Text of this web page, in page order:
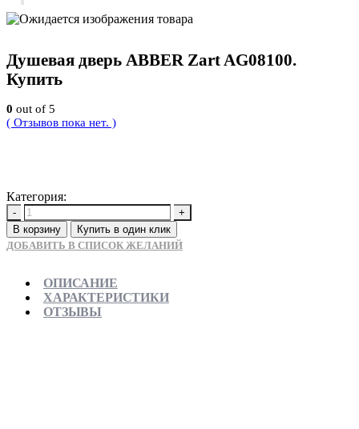
Душевая дверь ABBER Zart AG08100.
Купить
0 out of 5
( Отзывов пока нет. )
Категория:
-
+
В корзину
Купить в один клик
ДОБАВИТЬ В СПИСОК ЖЕЛАНИЙ
ОПИСАНИЕ
ХАРАКТЕРИСТИКИ
ОТЗЫВЫ